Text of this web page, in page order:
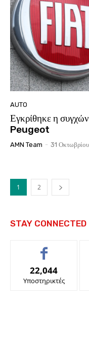
AUTO
Εγκρίθηκε η
Peugeot
AMN Team - 31
1 2
STAY CONNECTED
22,044
Υποστηρικτές